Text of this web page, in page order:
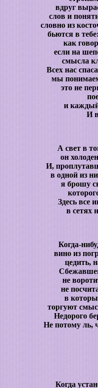
вдруг
слов и
словно из
бьются в
как
если на
смысла
Всех нас
мы
это не
и каждый
И
А свет в
он
И,
в одной из
я брошу
Здесь все
в сетях
Когда-
вино из
цедить,
не
не
в
торгуют
Недорого
Не потому ль,
Когда